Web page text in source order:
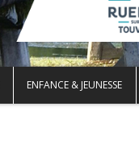
ENFANCE & JEUNESSE